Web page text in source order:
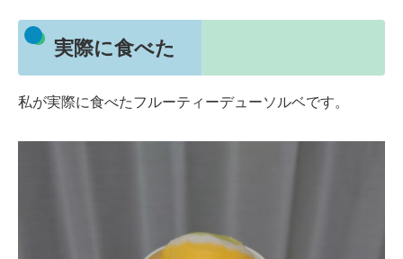
実際に食べた
私が実際に食べたフルーティーデューソルベです。